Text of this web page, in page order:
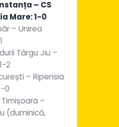
– CS
Mare: 1-0
– Unirea
Târgu Jiu –
2
– Ripensia
0
–
(duminică,